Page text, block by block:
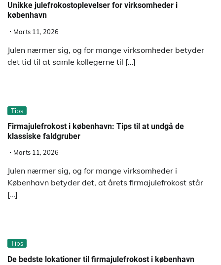
Unikke julefrokostoplevelser for virksomheder i
københavn
Marts 11, 2026
Julen nærmer sig, og for mange virksomheder betyder
det tid til at samle kollegerne til […]
Tips
Firmajulefrokost i københavn: Tips til at undgå de
klassiske faldgruber
Marts 11, 2026
Julen nærmer sig, og for mange virksomheder i
København betyder det, at årets firmajulefrokost står
[…]
Tips
De bedste lokationer til firmajulefrokost i københavn